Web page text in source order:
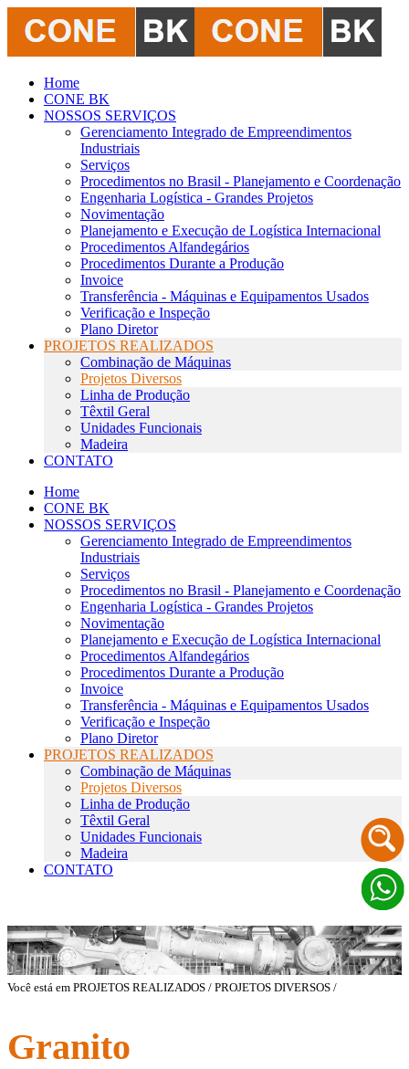
Home
CONE BK
NOSSOS SERVIÇOS
Gerenciamento Integrado de Empreendimentos
Industriais
Serviços
Procedimentos no Brasil - Planejamento e Coordenação
Engenharia Logística - Grandes Projetos
Novimentação
Planejamento e Execução de Logística Internacional
Procedimentos Alfandegários
Procedimentos Durante a Produção
Invoice
Transferência - Máquinas e Equipamentos Usados
Verificação e Inspeção
Plano Diretor
PROJETOS REALIZADOS
Combinação de Máquinas
Projetos Diversos
Linha de Produção
Têxtil Geral
Unidades Funcionais
Madeira
CONTATO
Home
CONE BK
NOSSOS SERVIÇOS
Gerenciamento Integrado de Empreendimentos
Industriais
Serviços
Procedimentos no Brasil - Planejamento e Coordenação
Engenharia Logística - Grandes Projetos
Novimentação
Planejamento e Execução de Logística Internacional
Procedimentos Alfandegários
Procedimentos Durante a Produção
Invoice
Transferência - Máquinas e Equipamentos Usados
Verificação e Inspeção
Plano Diretor
PROJETOS REALIZADOS
Combinação de Máquinas
Projetos Diversos
Linha de Produção
Têxtil Geral
Unidades Funcionais
Madeira
CONTATO
Você está em PROJETOS REALIZADOS / PROJETOS DIVERSOS /
Granito